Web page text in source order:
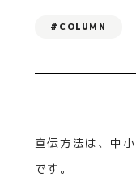
#COLUMN
宣伝方法は、中
です。